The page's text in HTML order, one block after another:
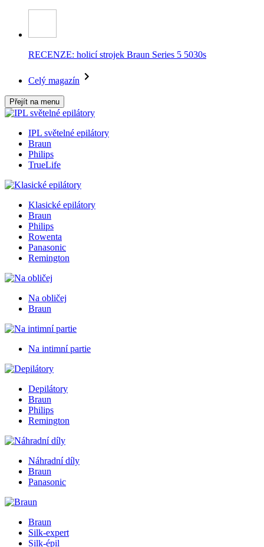
RECENZE: holicí strojek Braun Series 5 5030s
Celý magazín
Přejít na menu
IPL světelné epilátory
Braun
Philips
TrueLife
Klasické epilátory
Braun
Philips
Rowenta
Panasonic
Remington
Na obličej
Braun
Na intimní partie
Depilátory
Braun
Philips
Remington
Náhradní díly
Braun
Panasonic
Braun
Silk-expert
Silk-épil